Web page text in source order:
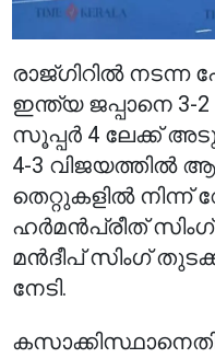
രാജ്ഗിറിൽ നടന്ന
ഇന്ത്യ ജപ്പാനെ 3-
സൂപ്പർ 4 ലേക്ക്
4-3 വിജയത്തിൽ
തെറ്റുകളിൽ നിന്ന്
ഹർമൻപ്രീത്
മൻദീപ് സിംഗ്
നേടി.